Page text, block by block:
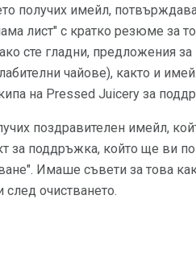
получих имейл,
лист" с кратко резюме за
сте гладни, предложения
чайове), както и
на Pressed Juicery за
поздравителен имейл,
за поддръжка, който ще ви
Имаше съвети за това
очистването.